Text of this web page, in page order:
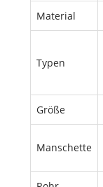
Material
Typen
Größe
Manschette